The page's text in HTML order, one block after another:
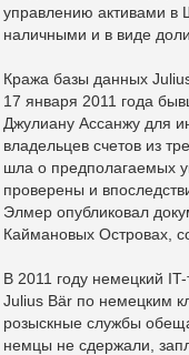
управлению активами в
наличными и в виде доли
Кража базы данных
17 января 2011 года
Джулиану Ассанжу для
владельцев счетов из
шла о предполагаемых
проверены и
Элмер опубликовал
Каймановых Островах,
В 2011 году немецкий
Julius Bär по немецким
розыскные службы
немцы не сдержали,